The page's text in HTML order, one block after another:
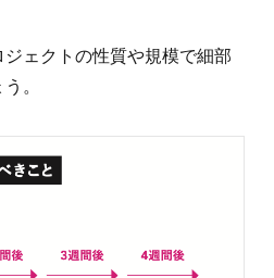
ェクトの性質や規模で細部
。